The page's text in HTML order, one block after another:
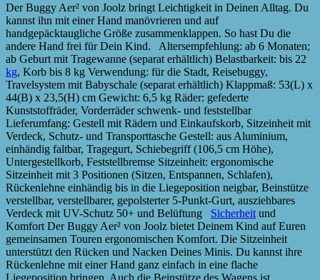
Der Buggy Aer² von Joolz bringt Leichtigkeit in Deinen Alltag. Du
kannst ihn mit einer Hand manövrieren und auf
handgepäcktaugliche Größe zusammenklappen. So hast Du die
andere Hand frei für Dein Kind. Altersempfehlung: ab 6 Monaten;
ab Geburt mit Tragewanne (separat erhältlich) Belastbarkeit: bis 22
kg, Korb bis 8 kg Verwendung: für die Stadt, Reisebuggy,
Travelsystem mit Babyschale (separat erhältlich) Klappmaß: 53(L) x
44(B) x 23,5(H) cm Gewicht: 6,5 kg Räder: gefederte
Kunststoffräder, Vorderräder schwenk- und feststellbar
Lieferumfang: Gestell mit Rädern und Einkaufskorb, Sitzeinheit mit
Verdeck, Schutz- und Transporttasche Gestell: aus Aluminium,
einhändig faltbar, Tragegurt, Schiebegriff (106,5 cm Höhe),
Untergestellkorb, Feststellbremse Sitzeinheit: ergonomische
Sitzeinheit mit 3 Positionen (Sitzen, Entspannen, Schlafen),
Rückenlehne einhändig bis in die Liegeposition neigbar, Beinstütze
verstellbar, verstellbarer, gepolsterter 5-Punkt-Gurt, ausziehbares
Verdeck mit UV-Schutz 50+ und Belüftung Sicherheit und
Komfort Der Buggy Aer² von Joolz bietet Deinem Kind auf Euren
gemeinsamen Touren ergonomischen Komfort. Die Sitzeinheit
unterstützt den Rücken und Nacken Deines Minis. Du kannst ihre
Rückenlehne mit einer Hand ganz einfach in eine flache
Liegeposition bringen. Auch die Beinstütze des Wagens ist